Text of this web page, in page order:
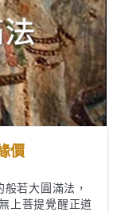
價
若大圓滿法，
上菩提覺醒正道